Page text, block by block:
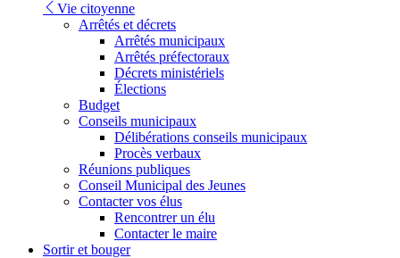
Vie citoyenne
Arrêtés et décrets
Arrêtés municipaux
Arrêtés préfectoraux
Décrets ministériels
Élections
Budget
Conseils municipaux
Délibérations conseils municipaux
Procès verbaux
Réunions publiques
Conseil Municipal des Jeunes
Contacter vos élus
Rencontrer un élu
Contacter le maire
Sortir et bouger